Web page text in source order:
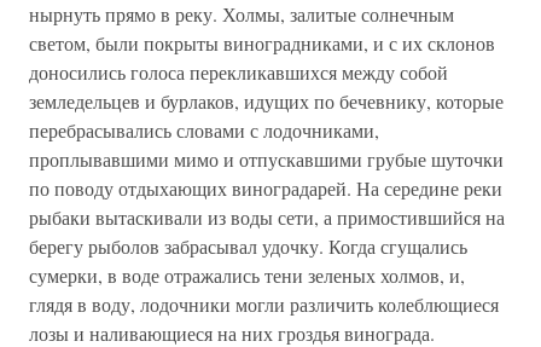
нырнуть прямо в реку. Холмы, залитые солнечным
светом, были покрыты виноградниками, и с их склонов
доносились голоса перекликавшихся между собой
земледельцев и бурлаков, идущих по бечевнику, которые
перебрасывались словами с лодочниками,
проплывавшими мимо и отпускавшими грубые шуточки
по поводу отдыхающих виноградарей. На середине реки
рыбаки вытаскивали из воды сети, а примостившийся на
берегу рыболов забрасывал удочку. Когда сгущались
сумерки, в воде отражались тени зеленых холмов, и,
глядя в воду, лодочники могли различить колеблющиеся
лозы и наливающиеся на них гроздья винограда.